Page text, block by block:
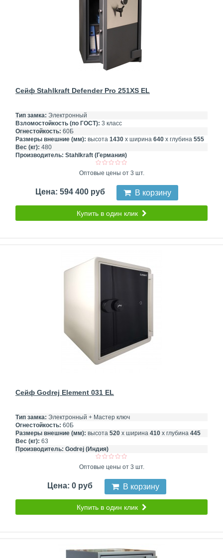
Сейф Stahlkraft Defender Pro 251XS EL
Тип замка: Электронный
Взломостойкость (по ГОСТ): 3 класс
Огнестойкость: 60Б
Размеры внешние (мм): высота 1430 х ширина 640 х глубина 555
Вес (кг): 480
Производитель: Stahlkraft (Германия)
Оптовые цены от 3 шт.
Цена: 594 400 руб В корзину
Купить в один клик
Сейф Godrej Element 031 EL
Тип замка: Электронный + Мастер ключ
Огнестойкость: 60Б
Размеры внешние (мм): высота 520 х ширина 410 х глубина 445
Вес (кг): 63
Производитель: Godrej (Индия)
Оптовые цены от 3 шт.
Цена: 0 руб В корзину
Купить в один клик